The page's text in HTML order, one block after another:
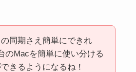
同期さえ簡単にできれ
のMacを簡単に使い分ける
きるようになるね！